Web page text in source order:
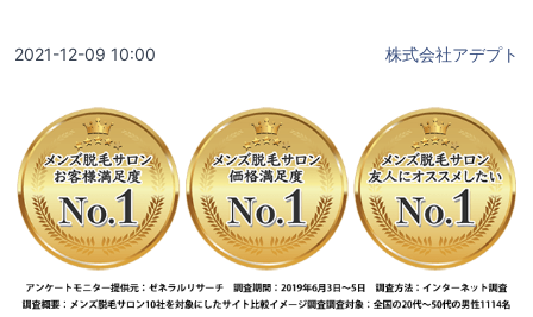
2021-12-09 10:00 株式会社アデプト